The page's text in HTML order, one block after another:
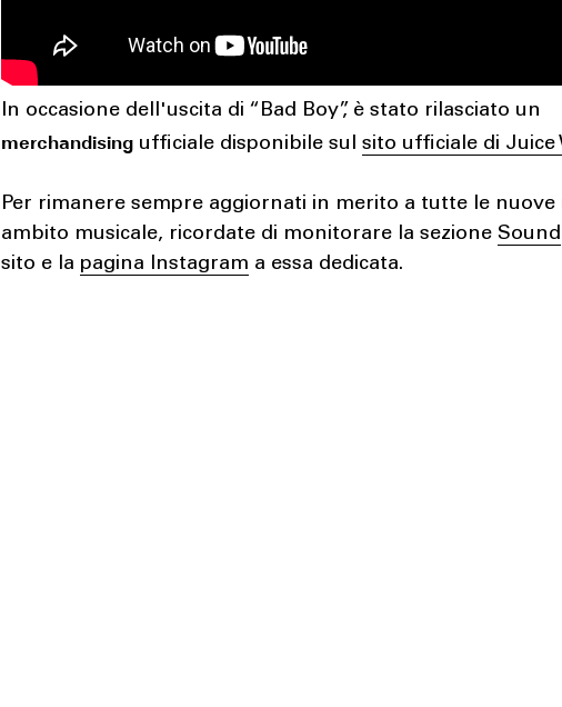
In occasione dell'uscita di “Bad Boy”, è stato rilasciato un
merchandising ufficiale disponibile sulsito ufficiale di Juice
Per rimanere sempre aggiornati in merito a tutte le nuove
ambito musicale, ricordate di monitorare la sezioneSound
sito e la pagina Instagram a essa dedicata.